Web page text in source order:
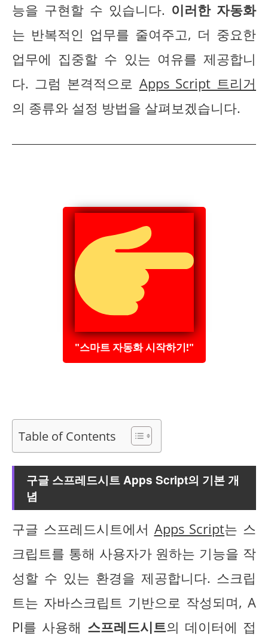
능을 구현할 수 있습니다. 이러한 자동화
는 반복적인 업무를 줄여주고, 더 중요한
업무에 집중할 수 있는 여유를 제공합니
다. 그럼 본격적으로 Apps Script 트리거
의 종류와 설정 방법을 살펴보겠습니다.
"스마트 자동화 시작하기!"
Table of Contents
구글 스프레드시트 Apps Script의 기본 개
념
구글 스프레드시트에서 Apps Script는 스
크립트를 통해 사용자가 원하는 기능을 작
성할 수 있는 환경을 제공합니다. 스크립
트는 자바스크립트 기반으로 작성되며, A
PI를 사용해 스프레드시트의 데이터에 접